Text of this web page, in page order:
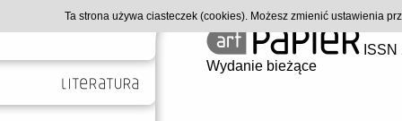
Wydanie bieżące
Ta strona używa ciasteczek (cookies). Możesz zmienić ustawienia